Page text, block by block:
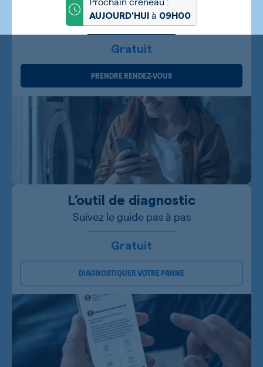
AUJOURD'HUI à 09H00
Gratuit
PRENDRE RENDEZ-VOUS
L’outil de diagnostic
Suivez le guide pas à pas
Gratuit
DIAGNOSTIQUER VOTRE PANNE